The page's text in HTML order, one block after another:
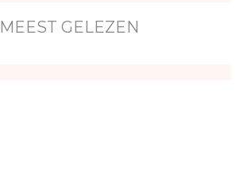
MEEST GELEZEN